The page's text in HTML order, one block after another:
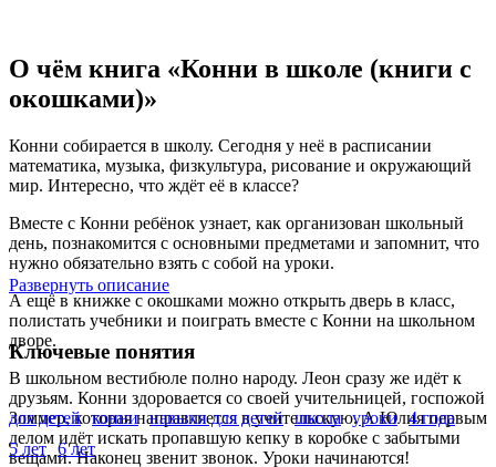
О чём книга «Конни в школе (книги с
окошками)»
Конни собирается в школу. Сегодня у неё в расписании
математика, музыка, физкультура, рисование и окружающий
мир. Интересно, что ждёт её в классе?
Вместе с Конни ребёнок узнает, как организован школьный
день, познакомится с основными предметами и запомнит, что
нужно обязательно взять с собой на уроки.
А ещё в книжке с окошками можно открыть дверь в класс,
полистать учебники и поиграть вместе с Конни на школьном
дворе.
В школьном вестибюле полно народу. Леон сразу же идёт к
друзьям. Конни здоровается со своей учительницей, госпожой
Зоммер, которая направляется в учительскую. А Юлия первым
делом идёт искать пропавшую кепку в коробке с забытыми
вещами. Наконец звенит звонок. Уроки начинаются!
Развернуть описание
Ключевые понятия
для детей конни навыки для детей школа уроки 4 года
5 лет 6 лет